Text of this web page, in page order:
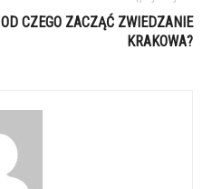
OD CZEGO ZACZĄĆ ZWIEDZANIE
KRAKOWA?